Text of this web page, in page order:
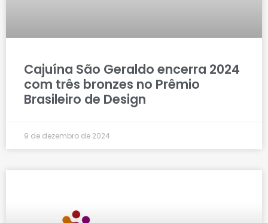
Cajuína São Geraldo encerra 2024
com três bronzes no Prêmio
Brasileiro de Design
9 de dezembro de 2024